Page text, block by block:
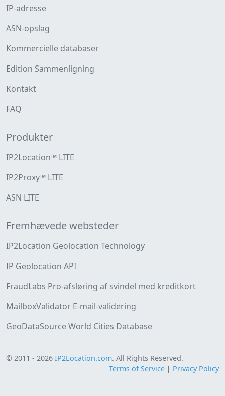
IP-adresse
ASN-opslag
Kommercielle databaser
Edition Sammenligning
Kontakt
FAQ
Produkter
IP2Location™ LITE
IP2Proxy™ LITE
ASN LITE
Fremhævede websteder
IP2Location Geolocation Technology
IP Geolocation API
FraudLabs Pro-afsløring af svindel med kreditkort
MailboxValidator E-mail-validering
GeoDataSource World Cities Database
© 2011 - 2026 IP2Location.com. All Rights Reserved.
Terms of Service | Privacy Policy